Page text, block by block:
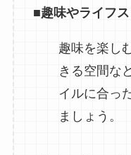
■趣味やライフ
趣味を楽し
きる空間な
イルに合っ
ましょう。